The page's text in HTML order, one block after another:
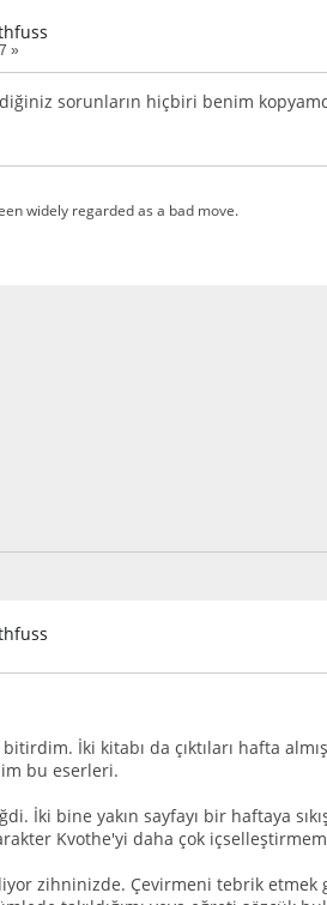
»
sorunların hiçbiri benim
widely regarded as a bad move.
İki kitabı da çıktıları hafta
bu eserleri.
İki bine yakın sayfayı bir haftaya
Kvothe'yi daha çok
zihninizde. Çevirmeni tebrik etmek